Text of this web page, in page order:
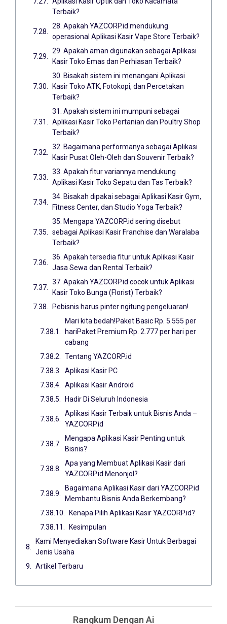
Terbaik?
28. Apakah YAZCORP.id mendukung
operasional Aplikasi Kasir Vape Store Terbaik?
29. Apakah aman digunakan sebagai Aplikasi
Kasir Toko Emas dan Perhiasan Terbaik?
30. Bisakah sistem ini menangani Aplikasi
Kasir Toko ATK, Fotokopi, dan Percetakan
Terbaik?
31. Apakah sistem ini mumpuni sebagai
Aplikasi Kasir Toko Pertanian dan Poultry Shop
Terbaik?
32. Bagaimana performanya sebagai Aplikasi
Kasir Pusat Oleh-Oleh dan Souvenir Terbaik?
33. Apakah fitur variannya mendukung
Aplikasi Kasir Toko Sepatu dan Tas Terbaik?
34. Bisakah dipakai sebagai Aplikasi Kasir Gym,
Fitness Center, dan Studio Yoga Terbaik?
35. Mengapa YAZCORP.id sering disebut
sebagai Aplikasi Kasir Franchise dan Waralaba
Terbaik?
36. Apakah tersedia fitur untuk Aplikasi Kasir
Jasa Sewa dan Rental Terbaik?
37. Apakah YAZCORP.id cocok untuk Aplikasi
Kasir Toko Bunga (Florist) Terbaik?
Pebisnis harus pinter ngitung pengeluaran!
Mari kita bedah!Paket Basic Rp. 5.555 per
hariPaket Premium Rp. 2.777 per hari per
cabang
Tentang YAZCORP.id
Aplikasi Kasir PC
Aplikasi Kasir Android
Hadir Di Seluruh Indonesia
Aplikasi Kasir Terbaik untuk Bisnis Anda –
YAZCORP.id
Mengapa Aplikasi Kasir Penting untuk
Bisnis?
Apa yang Membuat Aplikasi Kasir dari
YAZCORP.id Menonjol?
Bagaimana Aplikasi Kasir dari YAZCORP.id
Membantu Bisnis Anda Berkembang?
Kenapa Pilih Aplikasi Kasir YAZCORP.id?
Kesimpulan
Kami Menyediakan Software Kasir Untuk Berbagai
Jenis Usaha
Artikel Terbaru
Rangkum Dengan Ai